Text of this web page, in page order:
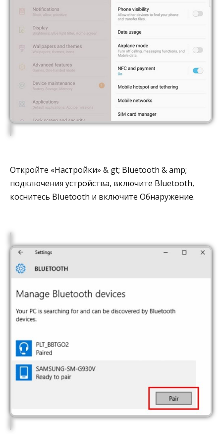
Откройте «Настройки» & gt; Bluetooth & amp;
подключения устройства, включите Bluetooth,
коснитесь Bluetooth и включите Обнаружение.